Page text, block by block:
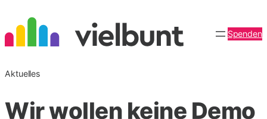
Inhalt
springen
Spenden
Aktuelles
Wir wollen keine Demo